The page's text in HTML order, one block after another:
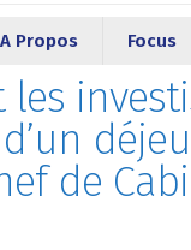
A Propos Focus
les
de